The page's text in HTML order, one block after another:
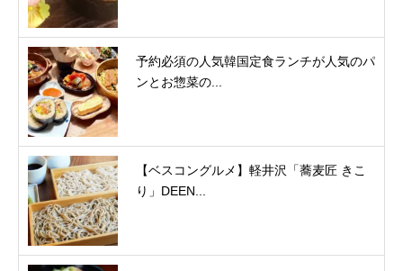
予約必須の人気韓国定食ランチが人気のパ
ンとお惣菜の...
【ベスコングルメ】軽井沢「蕎麦匠 きこ
り」DEEN...